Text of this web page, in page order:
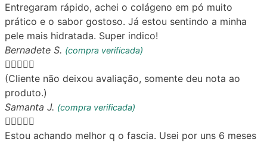
Entregaram rápido, achei o colágeno em pó muito
prático e o sabor gostoso. Já estou sentindo a minha
pele mais hidratada. Super indico!
Bernadete S. (compra verificada)

(Cliente não deixou avaliação, somente deu nota ao
produto.)
Samanta J. (compra verificada)

Estou achando melhor q o fascia. Usei por uns 6 meses